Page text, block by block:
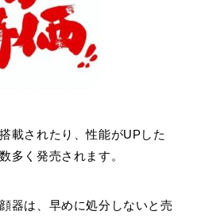
載されたり、性能がUPした
多く発売されます。
器は、早めに処分しないと売